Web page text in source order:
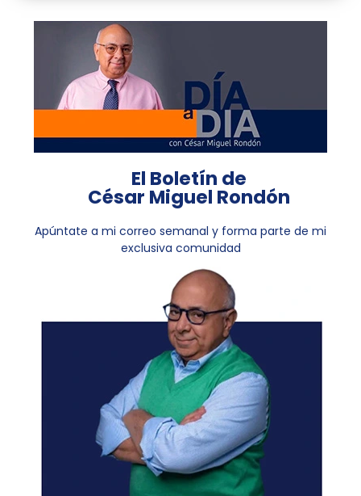
El Boletín de
César Miguel Rondón
Apúntate a mi correo semanal y forma parte de mi
exclusiva comunidad